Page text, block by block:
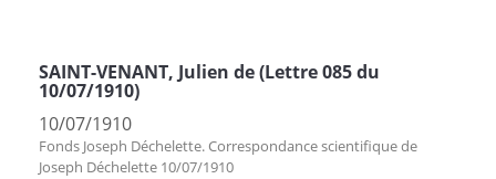
SAINT-VENANT, Julien de (Lettre 085 du
10/07/1910)
10/07/1910
Fonds Joseph Déchelette. Correspondance scientifique de
Joseph Déchelette 10/07/1910